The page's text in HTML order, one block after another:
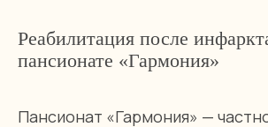
Реабилитация после
пансионате «Гармония»
Пансионат «Гармония» —